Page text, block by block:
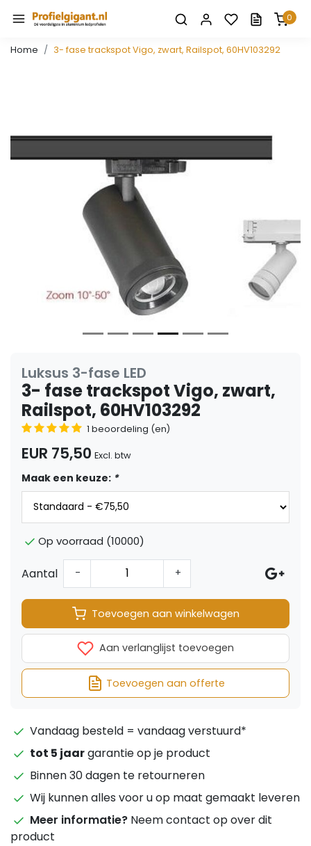
0
Home 3- fase trackspot Vigo, zwart, Railspot, 60HV103292
Luksus 3-fase LED
3- fase trackspot Vigo, zwart,
Railspot, 60HV103292
1 beoordeling (en)
EUR 75,50 Excl. btw
Maak een keuze: *
Op voorraad (10000)
Aantal - +
Toevoegen aan winkelwagen
Aan verlanglijst toevoegen
Toevoegen aan offerte
Vandaag besteld = vandaag verstuurd*
tot 5 jaargarantie op je product
Binnen 30 dagen te retourneren
Wij kunnen alles voor u op maat gemaakt leveren
Meer informatie? Neem contact op over dit
product